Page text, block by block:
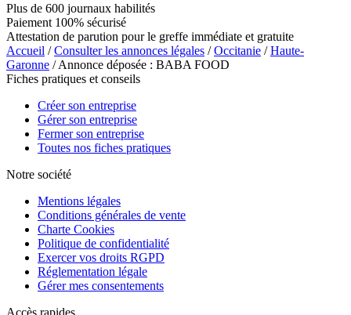
Plus de 600 journaux habilités
Paiement 100% sécurisé
Attestation de parution pour le greffe immédiate et gratuite
Accueil /Consulter les annonces légales /Occitanie /Haute-
Garonne / Annonce déposée : BABA FOOD
Fiches pratiques et conseils
Créer son entreprise
Gérer son entreprise
Fermer son entreprise
Toutes nos fiches pratiques
Notre société
Mentions légales
Conditions générales de vente
Charte Cookies
Politique de confidentialité
Exercer vos droits RGPD
Réglementation légale
Gérer mes consentements
Accès rapides